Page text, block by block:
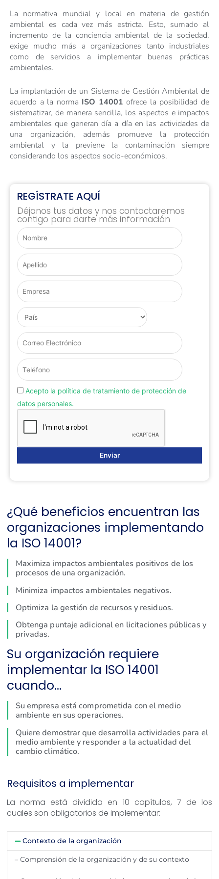
La normativa mundial y local en materia de gestión
ambiental es cada vez más estricta. Esto, sumado al
incremento de la conciencia ambiental de la sociedad,
exige mucho más a organizaciones tanto industriales
como de servicios a implementar buenas prácticas
ambientales.
La implantación de un Sistema de Gestión Ambiental de
acuerdo a la norma ISO 14001 ofrece la posibilidad de
sistematizar, de manera sencilla, los aspectos e impactos
ambientales que generan día a día en las actividades de
una organización, además promueve la protección
ambiental y la previene la contaminación siempre
considerando los aspectos socio-económicos.
REGÍSTRATE AQUÍ
Déjanos tus datos y nos contactaremos
contigo para darte más información
Acepto la política de tratamiento de protección de
datos personales.
¿Qué beneficios encuentran las
organizaciones implementando
la ISO 14001?
Maximiza impactos ambientales positivos de los
procesos de una organización.
Minimiza impactos ambientales negativos.
Optimiza la gestión de recursos y residuos.
Obtenga puntaje adicional en licitaciones públicas y
privadas.
Su organización requiere
implementar la ISO 14001
cuando…
Su empresa está comprometida con el medio
ambiente en sus operaciones.
Quiere demostrar que desarrolla actividades para el
medio ambiente y responder a la actualidad del
cambio climático.
Requisitos a implementar
La norma está dividida en 10 capítulos, 7 de los
cuales son obligatorios de implementar:
Contexto de la organización
– Comprensión de la organización y de su contexto